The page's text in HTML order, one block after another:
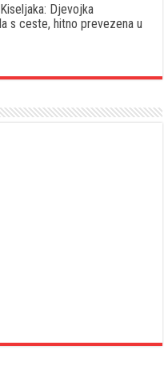
Djevojka
s ceste, hitno prevezena u